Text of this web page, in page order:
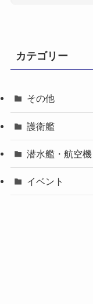
カテゴリー
その他
護衛艦
潜水艦・航空機
イベント